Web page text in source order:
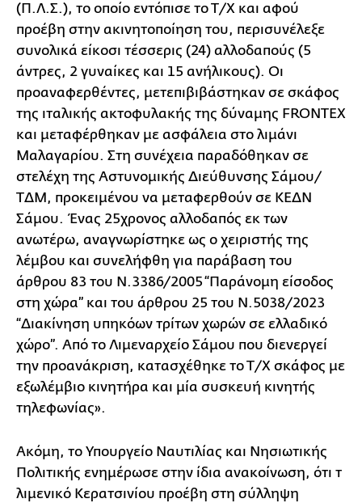
(Π.Λ.Σ.), το οποίο εντόπισε το Τ/Χ και αφού
προέβη στην ακινητοποίηση του, περισυνέλεξε
συνολικά είκοσι τέσσερις (24) αλλοδαπούς (5
άντρες, 2 γυναίκες και 15 ανήλικoυς). Οι
προαναφερθέντες, μετεπιβιβάστηκαν σε σκάφος
της ιταλικής ακτοφυλακής της δύναμης FRONTEX
και μεταφέρθηκαν με ασφάλεια στο λιμάνι
Μαλαγαρίου. Στη συνέχεια παραδόθηκαν σε
στελέχη της Αστυνομικής Διεύθυνσης Σάμου/
ΤΔΜ, προκειμένου να μεταφερθούν σε ΚΕΔΝ
Σάμου. Ένας 25χρονος αλλοδαπός εκ των
ανωτέρω, αναγνωρίστηκε ως ο χειριστής της
λέμβου και συνελήφθη για παράβαση του
άρθρου 83 του Ν.3386/2005 “Παράνομη είσοδος
στη χώρα” και του άρθρου 25 του Ν.5038/2023
“Διακίνηση υπηκόων τρίτων χωρών σε ελλαδικό
χώρο”. Από το Λιμεναρχείο Σάμου που διενεργεί
την προανάκριση, κατασχέθηκε το Τ/Χ σκάφος με
εξωλέμβιο κινητήρα και μία συσκευή κινητής
τηλεφωνίας».
Ακόμη, το Υπουργείο Ναυτιλίας και Νησιωτικής
Πολιτικής ενημέρωσε στην ίδια ανακοίνωση, ότι τ
λιμενικό Κερατσινίου προέβη στη σύλληψη